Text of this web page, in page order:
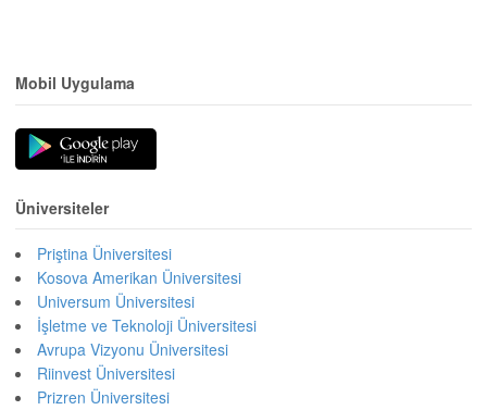
Mobil Uygulama
Üniversiteler
Priştina Üniversitesi
Kosova Amerikan Üniversitesi
Universum Üniversitesi
İşletme ve Teknoloji Üniversitesi
Avrupa Vizyonu Üniversitesi
Riinvest Üniversitesi
Prizren Üniversitesi